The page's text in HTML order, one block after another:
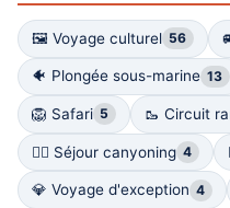
🖼 Voyage culturel 56
🐠 Plongée sous-marine 13
🦁 Safari 5 🥾 Circuit
🧗‍♀️ Séjour canyoning 4
💎 Voyage d'exception 4